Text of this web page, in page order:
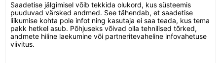
Saadetise jälgimisel võib tekkida olukord, kus süsteemis
puuduvad värsked andmed. See tähendab, et saadetise
liikumise kohta pole infot ning kasutaja ei saa teada, kus tema
pakk hetkel asub. Põhjuseks võivad olla tehnilised tõrked,
andmete hiline laekumine või partneritevaheline infovahetuse
viivitus.